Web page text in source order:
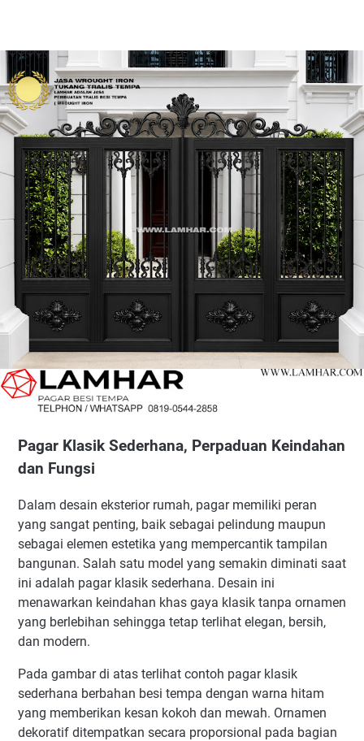
Pagar Klasik Sederhana, Perpaduan Keindahan
dan Fungsi
Dalam desain eksterior rumah, pagar memiliki peran
yang sangat penting, baik sebagai pelindung maupun
sebagai elemen estetika yang mempercantik tampilan
bangunan. Salah satu model yang semakin diminati saat
ini adalah pagar klasik sederhana. Desain ini
menawarkan keindahan khas gaya klasik tanpa ornamen
yang berlebihan sehingga tetap terlihat elegan, bersih,
dan modern.
Pada gambar di atas terlihat contoh pagar klasik
sederhana berbahan besi tempa dengan warna hitam
yang memberikan kesan kokoh dan mewah. Ornamen
dekoratif ditempatkan secara proporsional pada bagian